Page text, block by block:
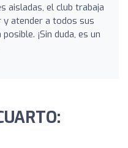
aisladas, el club trabaja
atender a todos sus
¡Sin duda, es un